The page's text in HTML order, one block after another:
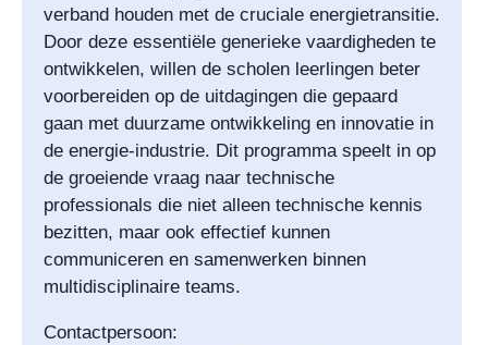
verband houden met de cruciale energietransitie.
Door deze essentiële generieke vaardigheden te
ontwikkelen, willen de scholen leerlingen beter
voorbereiden op de uitdagingen die gepaard
gaan met duurzame ontwikkeling en innovatie in
de energie-industrie. Dit programma speelt in op
de groeiende vraag naar technische
professionals die niet alleen technische kennis
bezitten, maar ook effectief kunnen
communiceren en samenwerken binnen
multidisciplinaire teams.
Contactpersoon: